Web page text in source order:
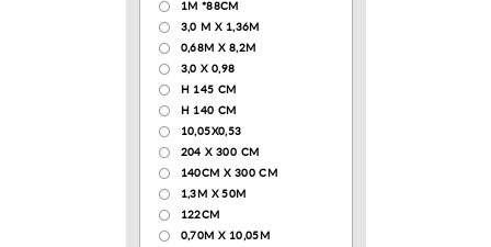
1М *88СМ
3,0 М Х 1,36М
0,68М Х 8,2М
3,0 Х 0,98
H 145 CM
H 140 CM
10,05Х0,53
204 Х 300 СМ
140CM X 300 CM
1,3М Х 50М
122СМ
0,70М Х 10,05М